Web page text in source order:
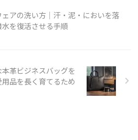
アの洗い方｜汗・泥・においを落
水を復活させる手順
本革ビジネスバッグを
品を長く育てるため